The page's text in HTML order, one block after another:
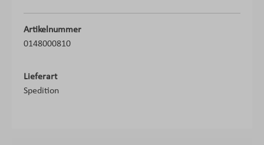
Artikelnummer
0148000810
Lieferart
Spedition